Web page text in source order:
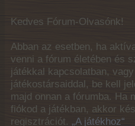
Kedves Fórum-Olvasónk!
Abban az esetben, ha
venni a fórum életében és
játékkal kapcsolatban,
játékostársaiddal, be kell
majd onnan a fórumba. Ha
fiókod a játékban, akkor
regisztrációt. „A játékhoz“